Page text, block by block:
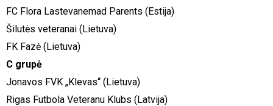
FC Flora Lastevanemad Parents (Estija)
Šilutės veteranai (Lietuva)
FK Fazė (Lietuva)
C grupė
Jonavos FVK „Klevas“ (Lietuva)
Rigas Futbola Veteranu Klubs (Latvija)